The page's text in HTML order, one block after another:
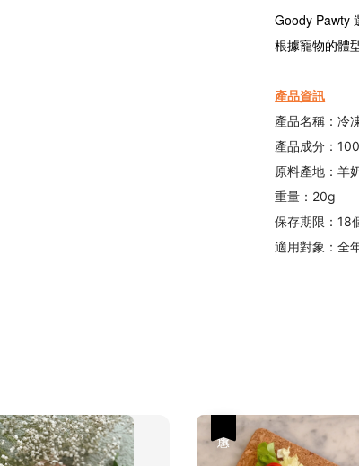
Goody Pawty
根據寵物的體
產品資訊
產品名稱：冷
產品成分：
原料產地：羊
重量：20g
保存期限：18
適用對象：全